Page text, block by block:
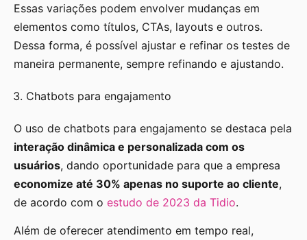
Essas variações podem envolver mudanças em
elementos como títulos, CTAs, layouts e outros.
Dessa forma, é possível ajustar e refinar os testes de
maneira permanente, sempre refinando e ajustando.
Chatbots para engajamento
O uso de chatbots para engajamento se destaca pela
interação dinâmica e personalizada com os
usuários, dando oportunidade para que a empresa
economize até 30% apenas no suporte ao cliente,
de acordo com o estudo de 2023 da Tidio.
Além de oferecer atendimento em tempo real,